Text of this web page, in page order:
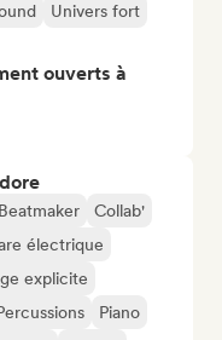
Univers fort
ouverts à
Beatmaker
Collab'
électrique
explicite
Piano